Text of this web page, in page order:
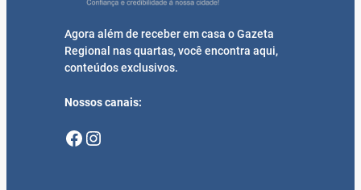
Agora além de receber em casa o Gazeta
Regional nas quartas, você encontra aqui,
conteúdos exclusivos.
Nossos canais:
Facebook Instagram